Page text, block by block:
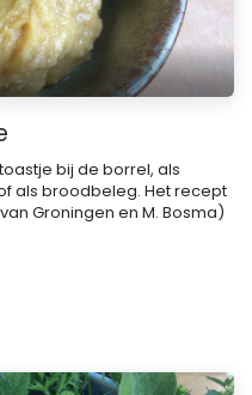
bij de borrel, als
als broodbeleg. Het recept
Groningen en M. Bosma)